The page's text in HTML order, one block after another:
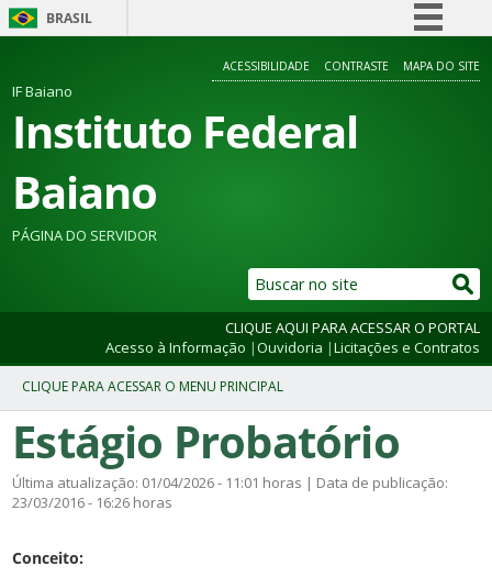
BRASIL
Participe
ACESSIBILIDADE CONTRASTE MAPA DO SITE
IF Baiano
Instituto Federal
Baiano
PÁGINA DO SERVIDOR
CLIQUE AQUI PARA ACESSAR O PORTAL
Acesso à Informação |Ouvidoria |Licitações e Contratos
Estágio Probatório
Última atualização: 01/04/2026 - 11:01 horas | Data de publicação:
23/03/2016 - 16:26 horas
Conceito: